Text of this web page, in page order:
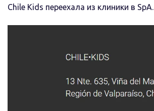
Chile Kids переехала из клиники в SpA.